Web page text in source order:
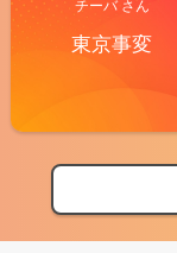
チーバ さん
東京事変
【フェス特集2026
【ライブ動員ラン